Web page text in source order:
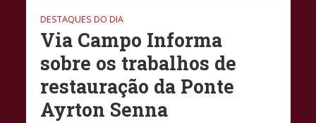
DESTAQUES DO DIA
Via Campo Informa
sobre os trabalhos de
restauração da Ponte
Ayrton Senna